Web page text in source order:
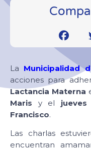
La Municipalidad
acciones para
Lactancia Materna
Maris y el
Francisco.
Las charlas
encuentran